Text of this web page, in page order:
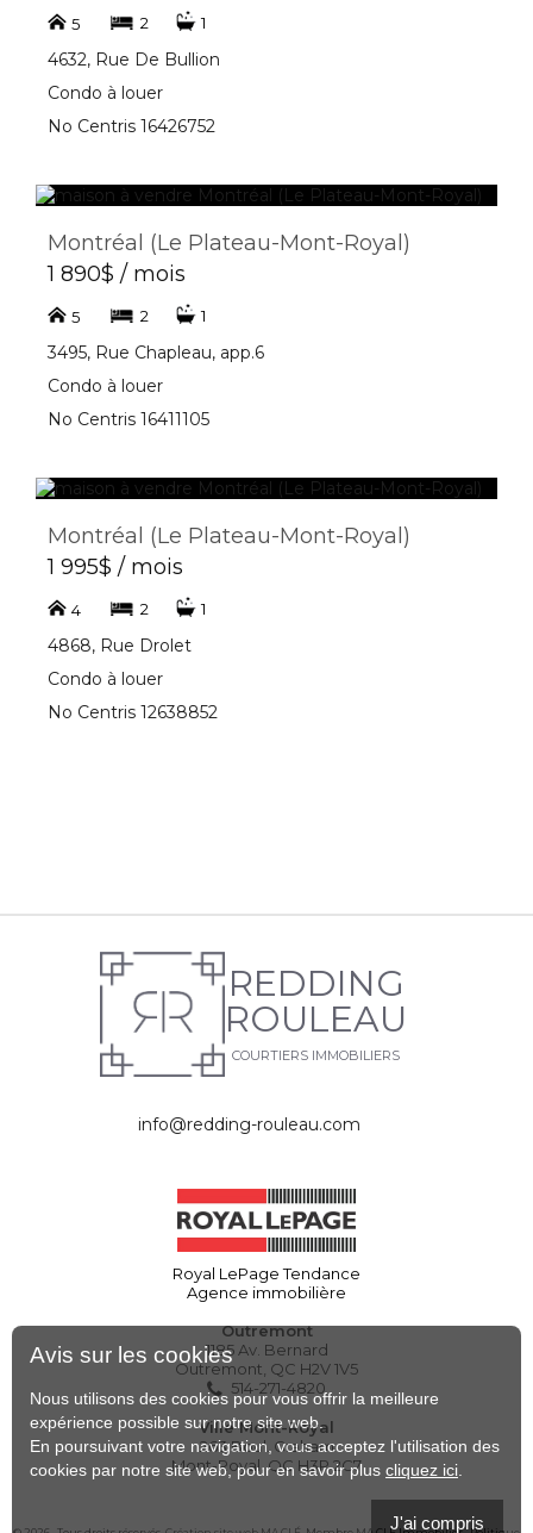
5 2 1
4632, Rue De Bullion
Condo à louer
No Centris 16426752
Montréal (Le Plateau-Mont-Royal)
1 890$ / mois
5 2 1
3495, Rue Chapleau, app.6
Condo à louer
No Centris 16411105
Montréal (Le Plateau-Mont-Royal)
1 995$ / mois
4 2 1
4868, Rue Drolet
Condo à louer
No Centris 12638852
REDDING
ROULEAU
COURTIERS IMMOBILIERS
info@redding-rouleau.com
Royal LePage Tendance
Agence immobilière
Outremont
1185 Av. Bernard
Outremont, QC H2V 1V5
514-271-4820
Ville Mont-Royal
263 Boul. Graham
Mont-Royal, QC H3P 2C7
Avis sur les cookies
Nous utilisons des cookies pour vous offrir la meilleure
expérience possible sur notre site web.
En poursuivant votre navigation, vous acceptez l'utilisation des
cookies par notre site web, pour en savoir plus cliquez ici
J'ai compris